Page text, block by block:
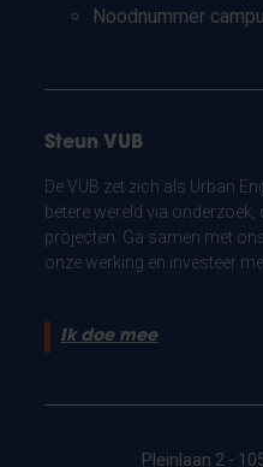
Noodnummer
Steun VUB
De VUB zet zich als Urban
betere wereld via
projecten. Ga samen met
onze werking en investeer
Ik doe mee
Pleinlaan 2 -